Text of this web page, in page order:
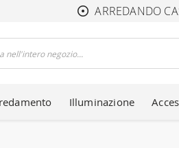
ARREDANDO
Illuminazione